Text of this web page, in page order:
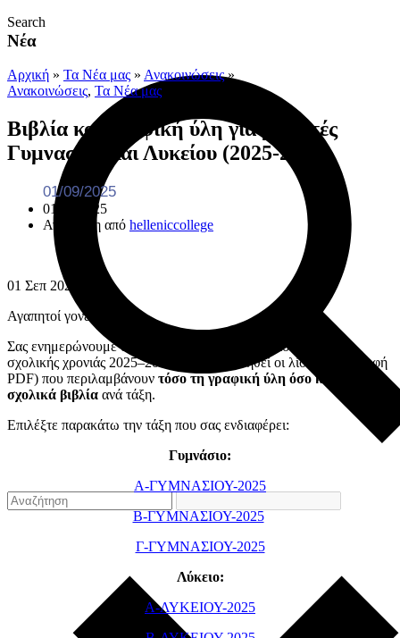
Search
Νέα
Αρχική » Τα Νέα μας » Ανακοινώσεις»
Ανακοινώσεις, Τα Νέα μας
Βιβλία και γραφική ύλη για μαθητές
Γυμνασίου και Λυκείου (2025-2026)
01/09/2025
01/09/2025
Ανάρτηση από helleniccollege
01 Σεπ 2025
Αγαπητοί γονείς,
Σας ενημερώνουμε ότι για την ομαλή προετοιμασία της νέας
σχολικής χρονιάς 2025–2026 έχουν αναρτηθεί οι λίστες (σε μορφή
PDF) που περιλαμβάνουν τόσο τη γραφική ύλη όσο και τα
σχολικά βιβλία ανά τάξη.
Επιλέξτε παρακάτω την τάξη που σας ενδιαφέρει:
Γυμνάσιο:
Α-ΓΥΜΝΑΣΙΟΥ-2025
B-ΓΥΜΝΑΣΙΟΥ-2025
Γ-ΓΥΜΝΑΣΙΟΥ-2025
Λύκειο:
Α-ΛΥΚΕΙΟΥ-2025